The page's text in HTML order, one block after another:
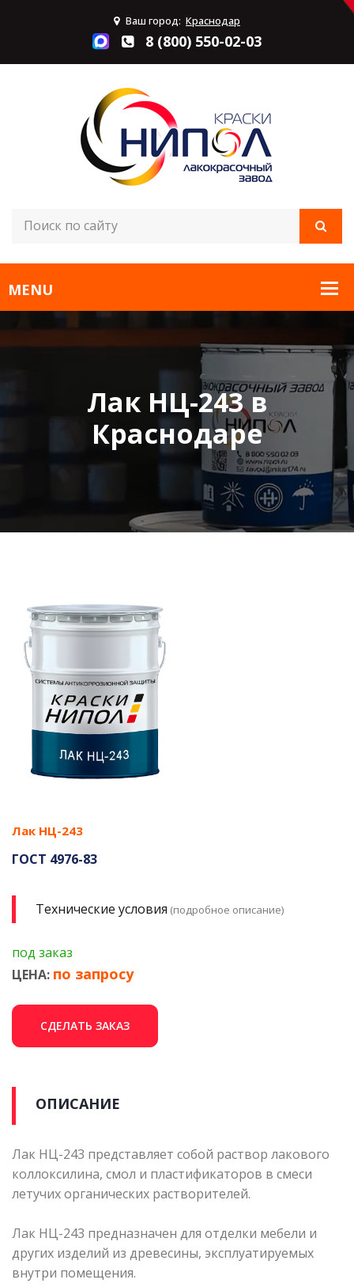
Ваш город: Краснодар
8 (800) 550-02-03
Лак НЦ-243 в
Краснодаре
Лак НЦ-243
ГОСТ 4976-83
Технические условия (подробное описание)
под заказ
ЦЕНА: по запросу
СДЕЛАТЬ ЗАКАЗ
ОПИСАНИЕ
Лак НЦ-243 представляет собой раствор лакового
коллоксилина, смол и пластификаторов в смеси
летучих органических растворителей.
Лак НЦ-243 предназначен для отделки мебели и
других изделий из древесины, эксплуатируемых
внутри помещения.